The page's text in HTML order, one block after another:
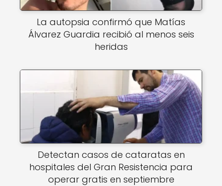
La autopsia confirmó que Matías
Álvarez Guardia recibió al menos seis
heridas
Detectan casos de cataratas en
hospitales del Gran Resistencia para
operar gratis en septiembre